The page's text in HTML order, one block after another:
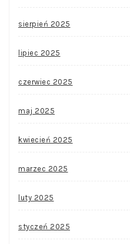
sierpień 2025
lipiec 2025
czerwiec 2025
maj 2025
kwiecień 2025
marzec 2025
luty 2025
styczeń 2025